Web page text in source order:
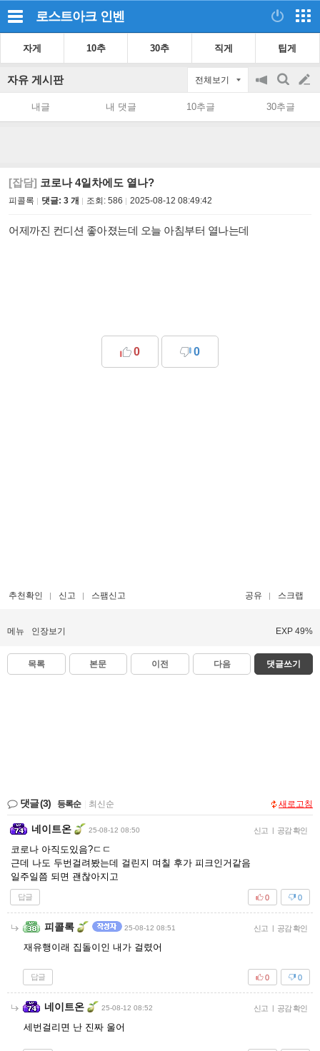
로스트아크 인벤
자게 10추 30추 직게 팁게
자유 게시판 전체보기
공
지
on/off
검
색
글
쓰
내글 내 댓글 10추글 30추글
[잡담] 코로나 4일차에도 열나?
피콜록 댓글: 3 개 조회: 586 2025-08-12 08:49:42
어제까진 컨디션 좋아졌는데 오늘 아침부터 열나는데
0 0
추천확인 신고 스팸신고 공유 스크랩
메뉴 인장보기 EXP 49%
목록 본문 이전 다음 댓글쓰기
댓글(3) 등록순 최신순 새로고침
네이트온 25-08-12 08:50 신고 | 공감 확인
코로나 아직도있음?ㄷㄷ
근데 나도 두번걸려봤는데 걸린지 며칠 후가 피크인거같음
일주일쯤 되면 괜찮아지고
답글 0
0
피콜록 25-08-12 08:51 신고 | 공감 확인
재유행이래 집돌이인 내가 걸렸어
답글 0
0
네이트온 25-08-12 08:52 신고 | 공감 확인
세번걸리면 난 진짜 울어